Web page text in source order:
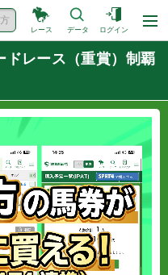
レース データ ログイン
ドレース（重賞）制覇